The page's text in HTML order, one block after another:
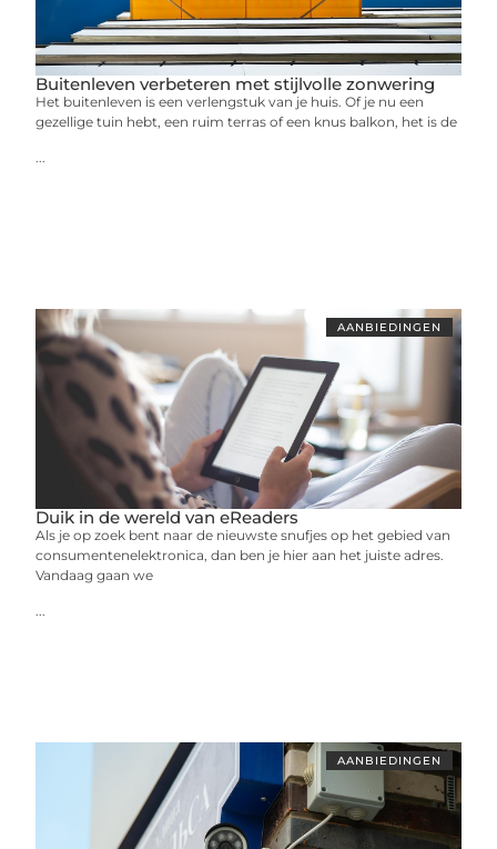
Buitenleven verbeteren met stijlvolle zonwering
Het buitenleven is een verlengstuk van je huis. Of je nu een
gezellige tuin hebt, een ruim terras of een knus balkon, het is de
...
AANBIEDINGEN
Duik in de wereld van eReaders
Als je op zoek bent naar de nieuwste snufjes op het gebied van
consumentenelektronica, dan ben je hier aan het juiste adres.
Vandaag gaan we
...
AANBIEDINGEN